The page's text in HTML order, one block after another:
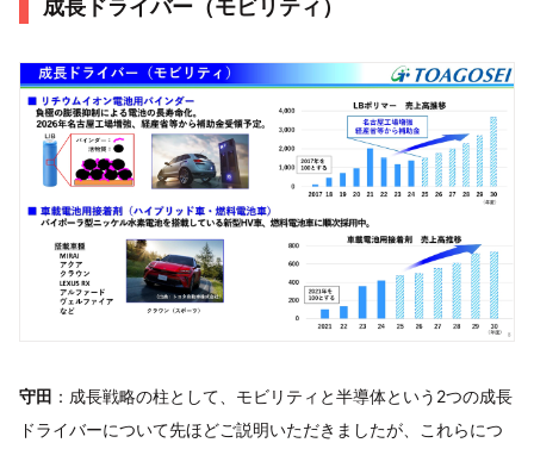
成長ドライバー（モビリティ）
守田 ：成長戦略の柱として、モビリティと半導体という2つの成長
ドライバーについて先ほどご説明いただきましたが、これらにつ